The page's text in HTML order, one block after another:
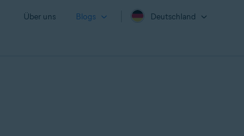
Über uns Blogs Deutschland